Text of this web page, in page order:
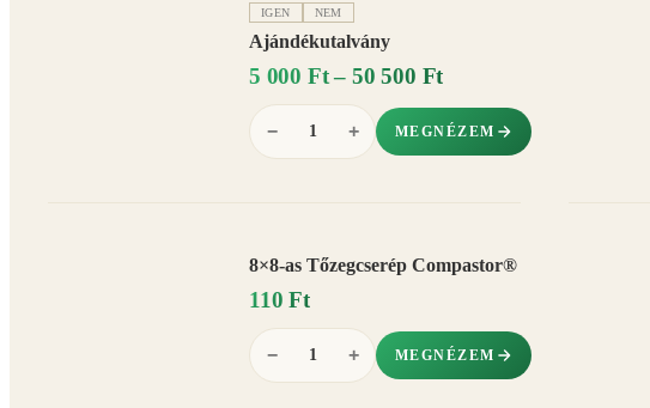
IGEN NEM
Ajándékutalvány
5 000 Ft – 50 500 Ft
− + MEGNÉZEM
8×8-as Tőzegcserép Compastor®
110 Ft
− + MEGNÉZEM